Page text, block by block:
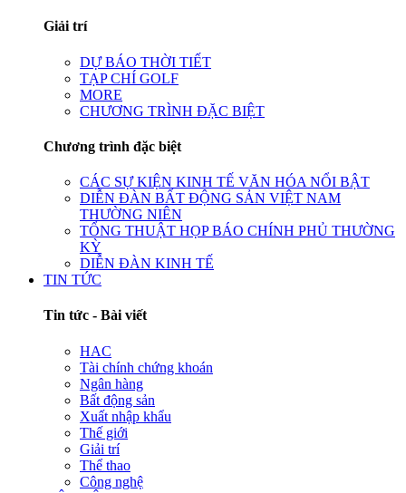
Giải trí
DỰ BÁO THỜI TIẾT
TẠP CHÍ GOLF
MORE
CHƯƠNG TRÌNH ĐẶC BIỆT
Chương trình đặc biệt
CÁC SỰ KIỆN KINH TẾ VĂN HÓA NỔI BẬT
DIỄN ĐÀN BẤT ĐỘNG SẢN VIỆT NAM
THƯỜNG NIÊN
TỔNG THUẬT HỌP BÁO CHÍNH PHỦ THƯỜNG
KỲ
DIỄN ĐÀN KINH TẾ
TIN TỨC
Tin tức - Bài viết
HAC
Tài chính chứng khoán
Ngân hàng
Bất động sản
Xuất nhập khẩu
Thế giới
Giải trí
Thể thao
Công nghệ